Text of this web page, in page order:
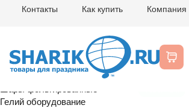
Контакты Как купить Компания
Расширенный поиск
Шары латексные
Гелий оборудование
1501-7199
1,5м/G